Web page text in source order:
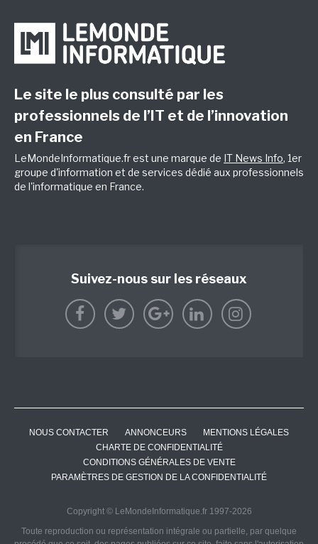
Le site le plus consulté par les
professionnels de l’IT et de l’innovation
en France
LeMondeInformatique.fr est une marque de IT News Info, 1er
groupe d'information et de services dédié aux professionnels
de l'informatique en France.
Suivez-nous sur les réseaux
NOUS CONTACTER ANNONCEURS
MENTIONS LÉGALES
CHARTE DE CONFIDENTIALITÉ
CONDITIONS GÉNÉRALES DE VENTE
PARAMÈTRES DE GESTION DE LA CONFIDENTIALITÉ
Copyright © LeMondeInformatique.fr 1997-2026
Toute reproduction ou représentation intégrale ou partielle, par quelque